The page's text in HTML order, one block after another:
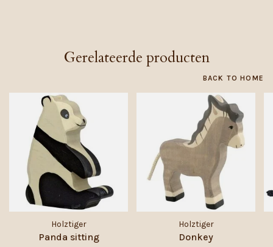
Gerelateerde producten
BACK TO HOME
Holztiger
Panda sitting
Holztiger
Donkey